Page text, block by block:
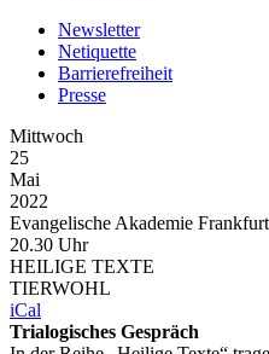
Newsletter
Netiquette
Barrierefreiheit
Presse
Mittwoch
25
Mai
2022
Evangelische Akademie
20.30 Uhr
HEILIGE TEXTE
TIERWOHL
iCal
Trialogisches Gespräch